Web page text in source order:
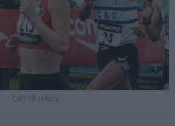
Calli Thackery